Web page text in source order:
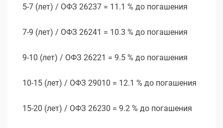
5-7 (лет) / ОФЗ 26237 = 11.1 % до погашения
7-9 (лет) / ОФЗ 26241 = 10.3 % до погашения
9-10 (лет) / ОФЗ 26221 = 9.5 % до погашения
10-15 (лет) / ОФЗ 29010 = 12.1 % до погашения
15-20 (лет) / ОФЗ 26230 = 9.2 % до погашения